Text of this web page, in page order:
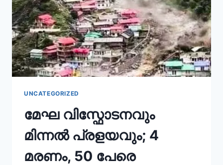
UNCATEGORIZED
മേഘ വിസ്ഫോടനവും
മിന്നൽ പ്രളയവും; 4
മരണം, 50 പേരെ